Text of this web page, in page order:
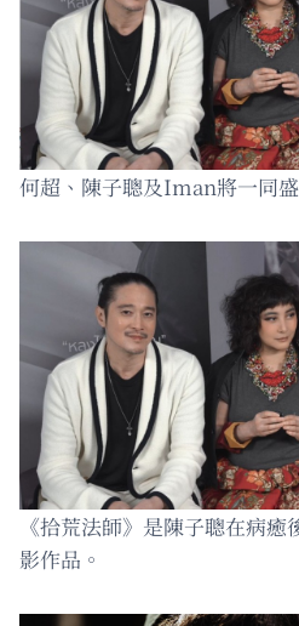
何超、陳子聰及Iman將一同
《拾荒法師》是陳子聰在病
影作品。